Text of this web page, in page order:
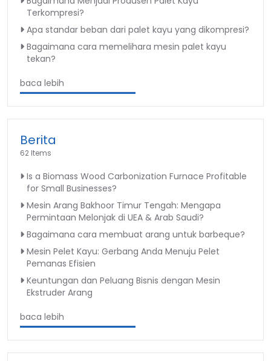
Terkompresi?
Apa standar beban dari palet kayu yang dikompresi?
Bagaimana cara memelihara mesin palet kayu
tekan?
baca lebih
Berita
62 Items
Is a Biomass Wood Carbonization Furnace Profitable
for Small Businesses?
Mesin Arang Bakhoor Timur Tengah: Mengapa
Permintaan Melonjak di UEA & Arab Saudi?
Bagaimana cara membuat arang untuk barbeque?
Mesin Pelet Kayu: Gerbang Anda Menuju Pelet
Pemanas Efisien
Keuntungan dan Peluang Bisnis dengan Mesin
Ekstruder Arang
baca lebih